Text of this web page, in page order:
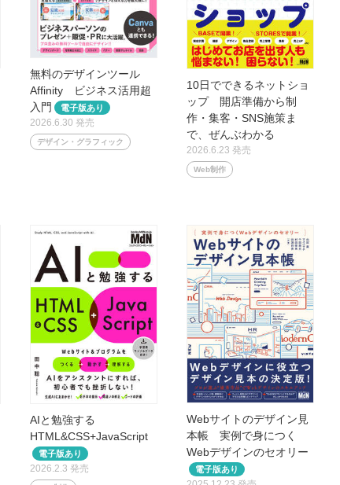
無料のデザインツール
Affinity ビジネス活用超
入門
2026.6.30 発売
デザイン・グラフィック
10日でできるネットショ
ップ 開店準備から制
作・集客・SNS施策ま
で、ぜんぶわかる
2026.6.23 発売
Web制作
AIと勉強する
HTML&CSS+JavaScript
2026.2.3 発売
Webサイトのデザイン見
本帳 実例で身につく
Webデザインのセオリー